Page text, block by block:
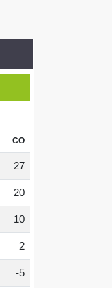
CO
27
20
10
2
-5